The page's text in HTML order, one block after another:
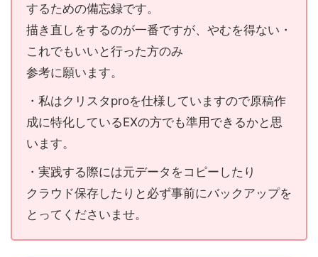
するための備忘録です。
描き直しをするのが一番ですが、やむを得ない・
これでもいいと行った方のみ
参考に願います。
・私はクリスタproを仕様していますので原稿作
成に特化しているEXの方でも準用できるかと思
います。
・実践する際には元データをコピーしたり
クラウド保存したりと必ず事前にバックアップを
とってくださいませ。